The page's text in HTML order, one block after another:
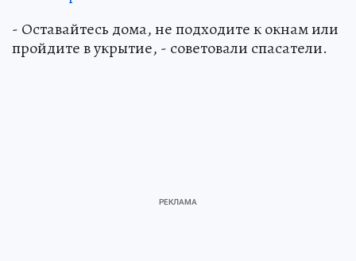
- Оставайтесь дома, не подходите к окнам или
пройдите в укрытие, - советовали спасатели.